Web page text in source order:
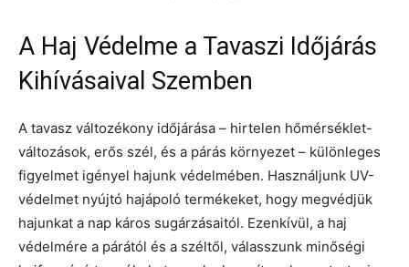
A Haj Védelme a Tavaszi Időjárás
Kihívásaival Szemben
A tavasz változékony időjárása – hirtelen hőmérséklet-
változások, erős szél, és a párás környezet – különleges
figyelmet igényel hajunk védelmében. Használjunk UV-
védelmet nyújtó hajápoló termékeket, hogy megvédjük
hajunkat a nap káros sugárzásaitól. Ezenkívül, a haj
védelmére a párától és a széltől, válasszunk minőségi